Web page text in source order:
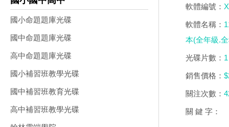
國小命題題庫光碟
國中命題題庫光碟
高中命題題庫光碟
國小補習班教學光碟
國中補習班教育光碟
高中補習班教學光碟
軟體編號：
軟體名稱：
本(全年級.
光碟片數： 1
銷售價格：
關注次數：
關 鍵 字：